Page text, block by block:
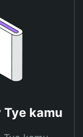
Tye kamu